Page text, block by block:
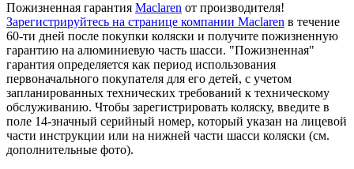
Пожизненная гарантия Maclaren от производителя!
Зарегистрируйтесь на странице компании Maclaren в течение
60-ти дней после покупки коляски и получите пожизненную
гарантию на алюминиевую часть шасси. "Пожизненная"
гарантия определяется как период использования
первоначального покупателя для его детей, с учетом
запланированных технических требований к техническому
обслуживанию. Чтобы зарегистрировать коляску, введите в
поле 14-значный серийный номер, который указан на лицевой
части инструкции или на нижней части шасси коляски (см.
дополнительные фото).